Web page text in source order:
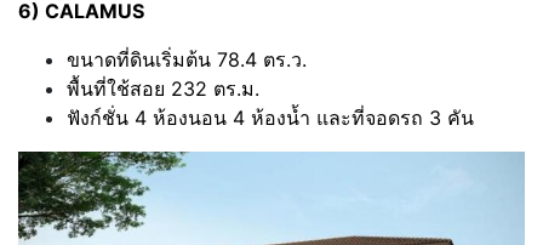
6) CALAMUS
ขนาดที่ดินเริ่มต้น 78.4 ตร.ว.
พื้นที่ใช้สอย 232 ตร.ม.
ฟังก์ชั่น 4 ห้องนอน 4 ห้องน้ำ และที่จอดรถ 3 คัน